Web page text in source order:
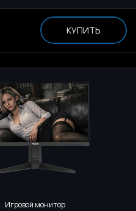
КУПИТЬ
Игровой монитор